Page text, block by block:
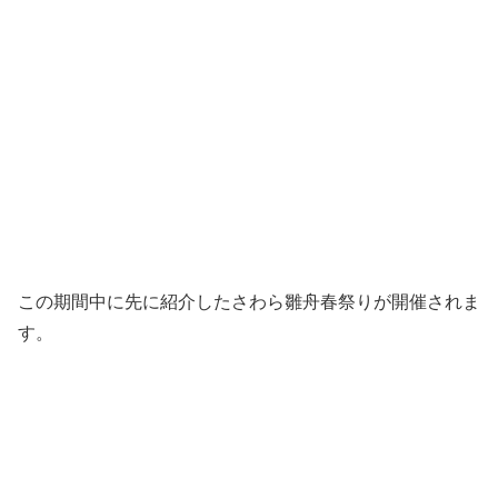
この期間中に先に紹介したさわら雛舟春祭りが開催されま
す。